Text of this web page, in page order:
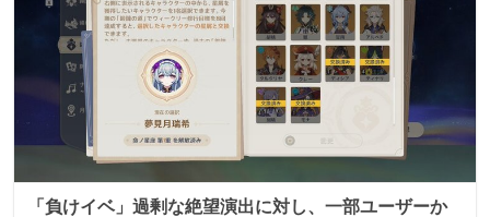
「負けイベ」過剰な絶望演出に対し、一部ユーザーか